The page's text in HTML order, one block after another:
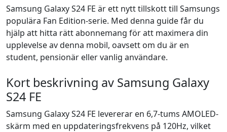
Samsung Galaxy S24 FE är ett nytt tillskott till Samsungs
populära Fan Edition-serie. Med denna guide får du
hjälp att hitta rätt abonnemang för att maximera din
upplevelse av denna mobil, oavsett om du är en
student, pensionär eller vanlig användare.
Kort beskrivning av Samsung Galaxy
S24 FE
Samsung Galaxy S24 FE levererar en 6,7-tums AMOLED-
skärm med en uppdateringsfrekvens på 120Hz, vilket